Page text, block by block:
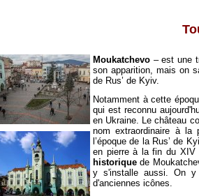
Moukatchevo – est une
son apparition, mais on
de Rus’ de Kyiv.
Notamment à cette
qui est reconnu
en Ukraine. Le château
nom extraordinaire à la
l’époque de la Rus’ de
en pierre à la fin du ХIV
historiquede
y s'installe aussi. On y
d'anciennes icônes.